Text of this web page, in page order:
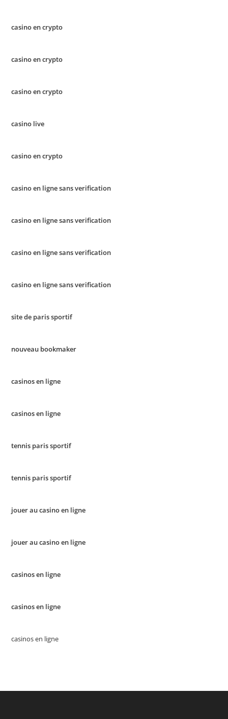
casino en crypto
casino en crypto
casino en crypto
casino live
casino en crypto
casino en ligne sans verification
casino en ligne sans verification
casino en ligne sans verification
casino en ligne sans verification
site de paris sportif
nouveau bookmaker
casinos en ligne
casinos en ligne
tennis paris sportif
tennis paris sportif
jouer au casino en ligne
jouer au casino en ligne
casinos en ligne
casinos en ligne
casinos en ligne